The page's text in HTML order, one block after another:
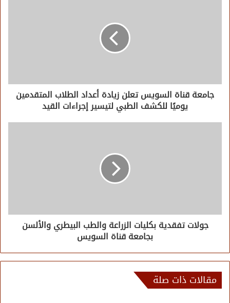
جامعة قناة السويس تعلن زيادة أعداد الطلاب المتقدمين
يوميًا للكشف الطبي لتيسير إجراءات القيد
جولات تفقدية بكليات الزراعة والطب البيطري والألسن
بجامعة قناة السويس
مقالات ذات صلة